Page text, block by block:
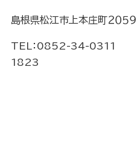
島根県松江市上本庄町２０５９
TEL：0852-34-
1823